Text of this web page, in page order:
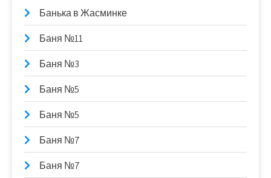
Банька в Жасминке
Баня №11
Баня №3
Баня №5
Баня №5
Баня №7
Баня №7